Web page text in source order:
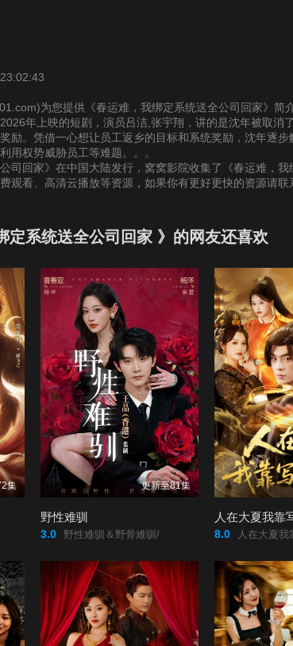
50
56 57 58
62 63 64
80
为您提供《春运难，我绑定系统送全公司回家》简
年上映的短剧，演员吕洁,张宇翔，讲的是沈年被取消
励。凭借一心想让员工返乡的目标和系统奖励，沈年逐
用权势威胁员工等难题。。。
司回家》在中国大陆发行，窝窝影院收集了《春运难，
观看、高清云播放等资源，如果你有更好更快的资源请联
定系统送全公司回家 》的网友还喜欢
集 更新至81集
野性难驯
3.0 野性难驯＆野骨难驯/
人在大夏我靠
8.0 人在大夏